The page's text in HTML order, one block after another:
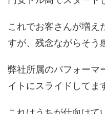
これでお客さんが増え
すが、残念ながらそう
弊社所属のパフォーマ
イトにスライドしてま